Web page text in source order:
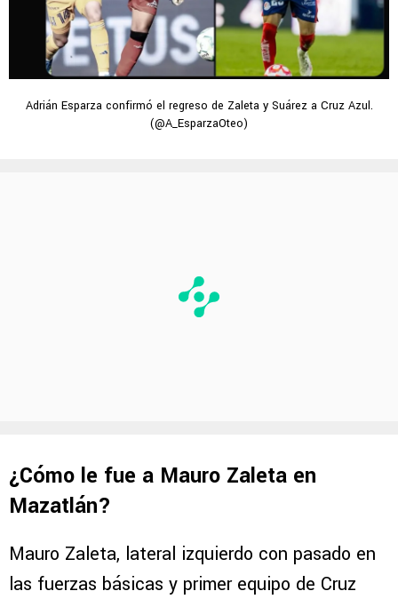
Adrián Esparza confirmó el regreso de Zaleta y Suárez a Cruz Azul.
(@A_EsparzaOteo)
¿Cómo le fue a Mauro Zaleta en
Mazatlán?
Mauro Zaleta, lateral izquierdo con pasado en
las fuerzas básicas y primer equipo de Cruz